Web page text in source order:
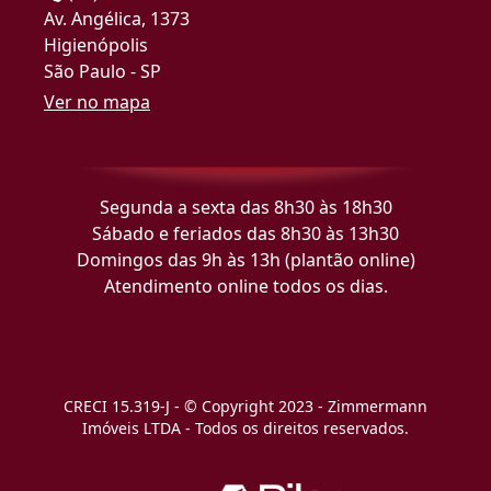
Av. Angélica, 1373
Higienópolis
São Paulo - SP
Ver no mapa
Segunda a sexta das 8h30 às 18h30
Sábado e feriados das 8h30 às 13h30
Domingos das 9h às 13h (plantão online)
Atendimento online todos os dias.
CRECI 15.319-J - © Copyright 2023 - Zimmermann
Imóveis LTDA - Todos os direitos reservados.